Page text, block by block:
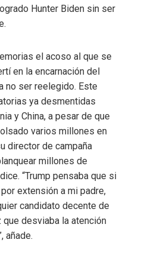
Hunter Biden sin ser
el acoso al que se
en la encarnación del
no ser reelegido. Este
ya desmentidas
y China, a pesar de que
varios millones en
director de campaña
millones de
“Trump pensaba que si
extensión a mi padre,
candidato decente de
desviaba la atención
añade.